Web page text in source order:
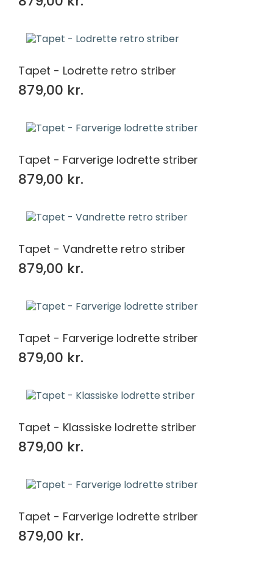
Tapet - Lodrette retro striber
879,00 kr.
Tapet - Farverige lodrette striber
879,00 kr.
Tapet - Vandrette retro striber
879,00 kr.
Tapet - Farverige lodrette striber
879,00 kr.
Tapet - Klassiske lodrette striber
879,00 kr.
Tapet - Farverige lodrette striber
879,00 kr.